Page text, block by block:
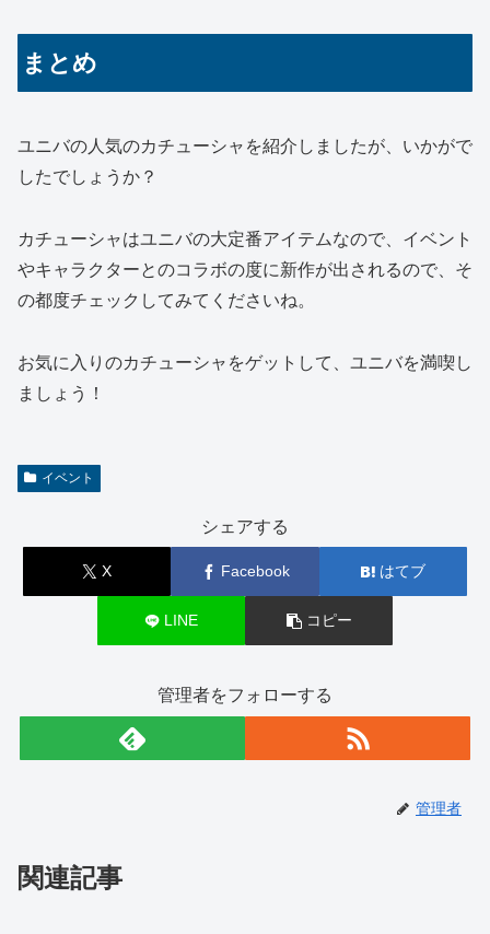
まとめ
ユニバの人気のカチューシャを紹介しましたが、いかがで
したでしょうか？
カチューシャはユニバの大定番アイテムなので、イベント
やキャラクターとのコラボの度に新作が出されるので、そ
の都度チェックしてみてくださいね。
お気に入りのカチューシャをゲットして、ユニバを満喫し
ましょう！
イベント
シェアする
X Facebook はてブ
LINE コピー
管理者をフォローする
管理者
関連記事